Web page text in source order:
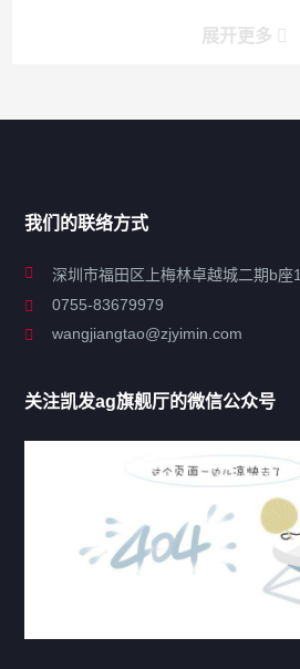
展开更多
联系凯发ag旗舰厅
行业动态
我们的联络方式
深圳市福田区上梅林卓越城二期b座
0755-83679979
wangjiangtao@zjyimin.com
关注凯发ag旗舰厅的微信公众号